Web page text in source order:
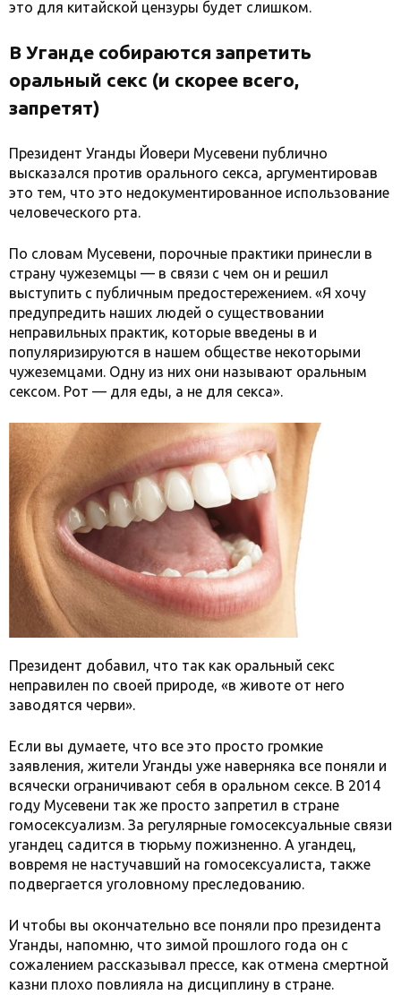
это для китайской цензуры будет слишком.
В Уганде собираются запретить
оральный секс (и скорее всего,
запретят)
Президент Уганды Йовери Мусевени публично
высказался против орального секса, аргументировав
это тем, что это недокументированное использование
человеческого рта.
По словам Мусевени, порочные практики принесли в
страну чужеземцы — в связи с чем он и решил
выступить с публичным предостережением. «Я хочу
предупредить наших людей о существовании
неправильных практик, которые введены в и
популяризируются в нашем обществе некоторыми
чужеземцами. Одну из них они называют оральным
сексом. Рот — для еды, а не для секса».
Президент добавил, что так как оральный секс
неправилен по своей природе, «в животе от него
заводятся черви».
Если вы думаете, что все это просто громкие
заявления, жители Уганды уже наверняка все поняли и
всячески ограничивают себя в оральном сексе. В 2014
году Мусевени так же просто запретил в стране
гомосексуализм. За регулярные гомосексуальные связи
угандец садится в тюрьму пожизненно. А угандец,
вовремя не настучавший на гомосексуалиста, также
подвергается уголовному преследованию.
И чтобы вы окончательно все поняли про президента
Уганды, напомню, что зимой прошлого года он с
сожалением рассказывал прессе, как отмена смертной
казни плохо повлияла на дисциплину в стране.